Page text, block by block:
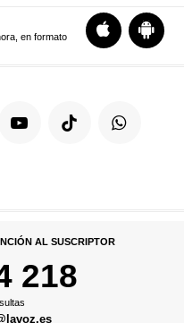
en formato
AL SUSCRIPTOR
218